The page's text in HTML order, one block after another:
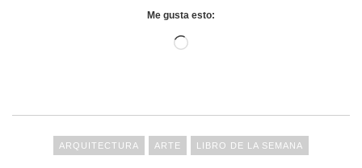
Me gusta esto:
ARQUITECTURA ARTE LIBRO DE LA SEMANA